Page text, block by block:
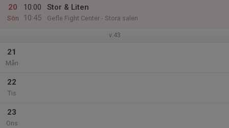
20
Sön
10:00
10:45
Stor & Liten
Gefle Fight Center - Stora salen
v.43
21
Mån
22
Tis
23
Ons